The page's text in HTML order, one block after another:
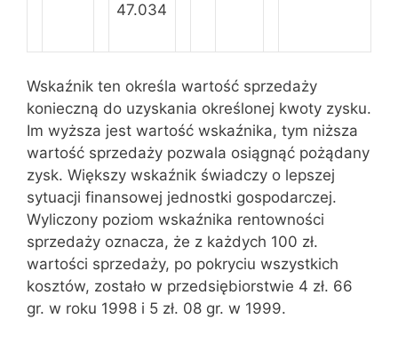
47.034
Wskaźnik ten określa wartość sprzedaży
konieczną do uzyskania określonej kwoty zysku.
Im wyższa jest wartość wskaźnika, tym niższa
wartość sprzedaży pozwala osiągnąć pożądany
zysk. Większy wskaźnik świadczy o lepszej
sytuacji finansowej jednostki gospodarczej.
Wyliczony poziom wskaźnika rentowności
sprzedaży oznacza, że z każdych 100 zł.
wartości sprzedaży, po pokryciu wszystkich
kosztów, zostało w przedsiębiorstwie 4 zł. 66
gr. w roku 1998 i 5 zł. 08 gr. w 1999.